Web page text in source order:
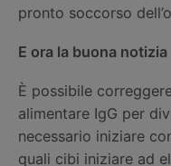
pronto soccorso
E ora la buona notizia
È possibile
alimentare IgG per
necessario iniziare
quali cibi iniziare ad